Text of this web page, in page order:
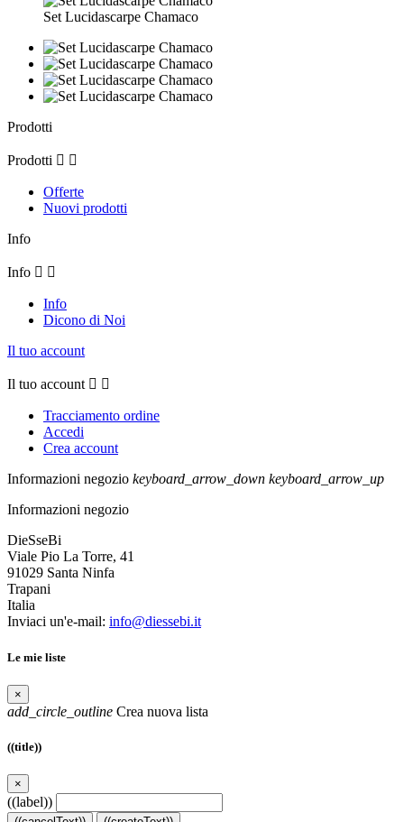
Set Lucidascarpe Chamaco
Prodotti
Prodotti  
Offerte
Nuovi prodotti
Info
Info  
Info
Dicono di Noi
Il tuo account
Il tuo account  
Tracciamento ordine
Accedi
Crea account
Informazioni negozio keyboard_arrow_down keyboard_arrow_up
Informazioni negozio
DieSseBi
Viale Pio La Torre, 41
91029 Santa Ninfa
Trapani
Italia
Inviaci un'e-mail: info@diessebi.it
Le mie liste
×
add_circle_outline Crea nuova lista
((title))
×
((label))